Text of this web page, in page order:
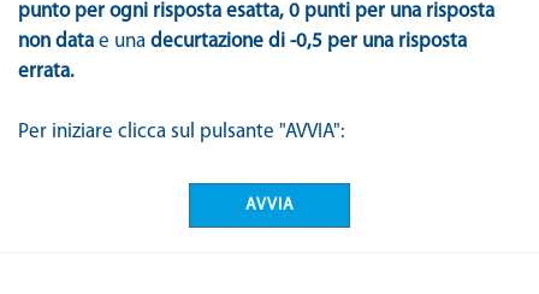
punto per ogni risposta esatta, 0 punti per una risposta
non data e una decurtazione di -0,5 per una risposta
errata.
Per iniziare clicca sul pulsante "AVVIA":